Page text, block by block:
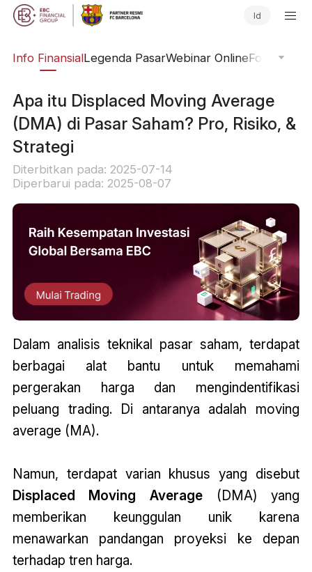
Id
Info FinansialLegenda PasarWebinar OnlineFokus
Apa itu Displaced Moving Average
(DMA) di Pasar Saham? Pro, Risiko, &
Strategi
Diterbitkan pada: 2025-07-14
Diperbarui pada: 2025-08-07
Dalam analisis teknikal pasar saham, terdapat
berbagai alat bantu untuk memahami
pergerakan harga dan mengindentifikasi
peluang trading. Di antaranya adalah moving
average (MA).
Namun, terdapat varian khusus yang disebut
Displaced Moving Average(DMA) yang
memberikan keunggulan unik karena
menawarkan pandangan proyeksi ke depan
terhadap tren harga.